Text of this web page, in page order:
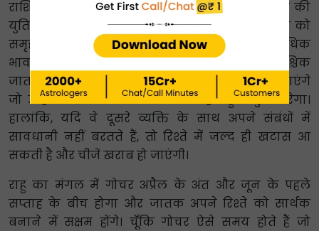
राशिफल 2024 बताता है कि पहले घर में शुक्र और बुध की
युति और पांचवें घर में राहु की स्थिति आपके प्रेम जीवन को
समृद्ध करेगी, और आपको और आपके साथी के साथ अधिक
भावनात्मक रूप से जुड़ने में आसानी होगी । सिंगल वृश्चिक
जातक स्वयं को जल्दबाजी वाले रोमांस में फंसा हुआ पाएंगे
जो उन्हें जमीन से उतार देगा और उन्हें बहुत खुश करेगा।
हालांकि, यदि वे दूसरे व्यक्ति के साथ अपने संबंधों में
सावधानी नहीं बरतते हैं, तो रिश्ते में जल्द ही खटास आ
सकती है और चीजें खराब हो जाएंगी।
राहु का मंगल में गोचर अप्रैल के अंत और जून के पहले
सप्ताह के बीच होगा और जातक अपने रिश्ते को सार्थक
बनाने में सक्षम होंगे। चूँकि गोचर ऐसे समय होते हैं जो